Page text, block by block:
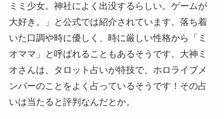
ミミ少女。神社によく出没するらしい。ゲームが
大好き。」と公式では紹介されています。落ち着
いた口調や時に優しく、時に厳しい性格から「ミ
オママ」と呼ばれることもあるそうです。大神ミ
オさんは、タロット占いが特技で、ホロライブメ
ンバーのことをよく占っているそうです！その占
いは当たると評判なんだとか。